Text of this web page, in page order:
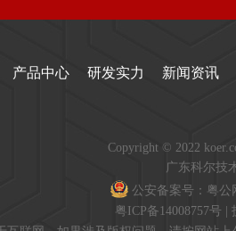
产品中心 研发实力 新闻资讯
Copyright © 2022
广东科尔技
公安备案号：粤公
粤ICP备14008757号 |